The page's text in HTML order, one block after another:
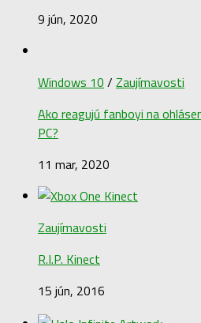
9 jún, 2020
Windows 10 / Zaujímavosti
Ako reagujú fanboyi na
PC?
11 mar, 2020
Zaujímavosti
R.I.P. Kinect
15 jún, 2016